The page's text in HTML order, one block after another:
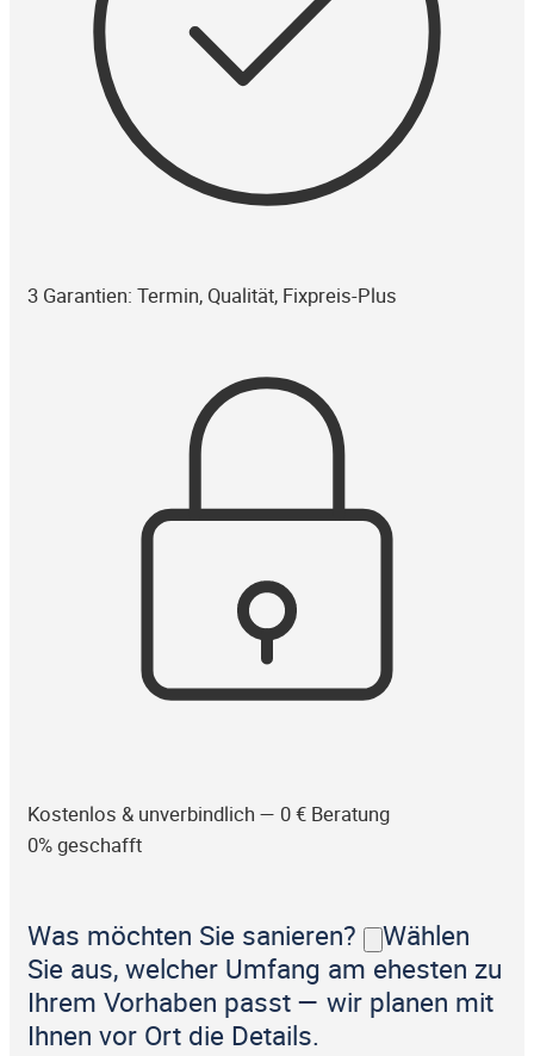
3 Garantien: Termin, Qualität, Fixpreis-Plus
Kostenlos & unverbindlich — 0 € Beratung
0% geschafft
Was möchten Sie sanieren?
Wählen
Sie aus, welcher Umfang am ehesten zu
Ihrem Vorhaben passt — wir planen mit
Ihnen vor Ort die Details.